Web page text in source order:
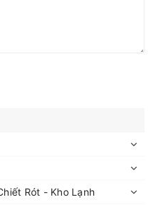
Rót - Kho Lạnh